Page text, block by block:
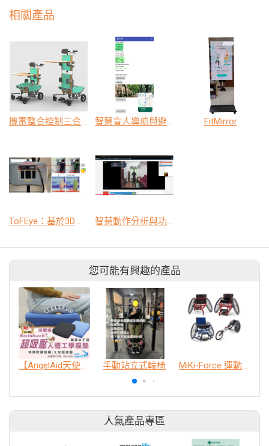
相關產品
機電整合控制三合一多功能創新擺位輔具 智慧盲人導航與避障輔助系統 FitMirror
ToFEye：基於3D飛時測距感測器之人工智慧浴廁異常姿態辨識系統 智慧動作分析與功能性復健評估平台
您可能有興趣的產品
【AngelAid天使愛】倍爾適™超吸壓人體工學坐墊 手動站立式輪椅 MiKi-Force 運動輪椅
人氣產品專區